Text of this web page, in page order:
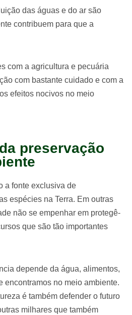
das águas e do ar são
contribuem para que a
com a agricultura e pecuária
com bastante cuidado e com a
efeitos nocivos no meio
preservação
a fonte exclusiva de
espécies na Terra. Em outras
não se empenhar em protegê-
que são tão importantes
depende da água, alimentos,
encontramos no meio ambiente.
é também defender o futuro
milhares que também